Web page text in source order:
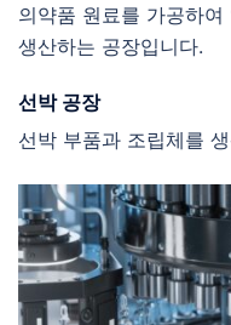
의약품 원료를 가공하
생산하는 공장입니다.
선박 공장
선박 부품과 조립체를